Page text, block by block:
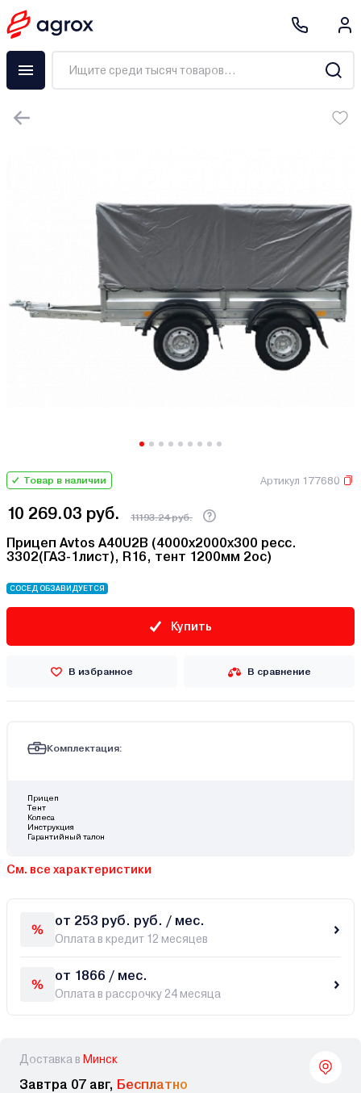
Товар в наличии Артикул 177680
10 269.03 руб. 11193.24 руб.
Прицеп Avtos A40U2B (4000х2000х300 ресс.
3302(ГАЗ-1лист), R16, тент 1200мм 2ос)
СОСЕД ОБЗАВИДУЕТСЯ
Купить
В избранное В сравнение
Комплектация:
Прицеп
Тент
Колеса
Инструкция
Гарантийный талон
См. все характеристики
от 253 руб. руб. / мес.
Оплата в кредит 12 месяцев
от 1866 / мес.
Оплата в рассрочку 24 месяца
Доставка в Минск
Завтра 07 авг, Бесплатно